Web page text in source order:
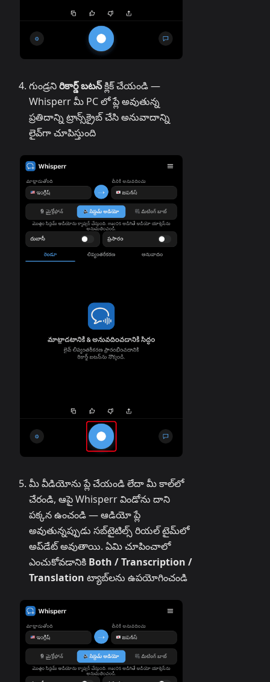
గుండ్రనిరికార్డ్ బటన్క్లిక్ చేయండి —
Whisperr మీ PC లో ప్లే అవుతున్న
ప్రతిదాన్ని ట్రాన్స్‌క్రైబ్ చేసి అనువాదాన్ని
లైవ్‌గా చూపిస్తుంది
మీ వీడియోను ప్లే చేయండి లేదా మీ కాల్‌లో
చేరండి, ఆపై Whisperr విండోను దాని
పక్కన ఉంచండి — ఆడియో ప్లే
అవుతున్నప్పుడు సబ్‌టైటిల్స్ రియల్ టైమ్‌లో
అప్‌డేట్ అవుతాయి. ఏమి చూపించాలో
ఎంచుకోవడానికి Both / Transcription /
Translation ట్యాబ్‌లను ఉపయోగించండి